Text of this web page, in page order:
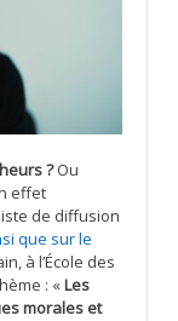
?Ou
effet
de diffusion
que sur le
à l’École des
: «Les
morales et